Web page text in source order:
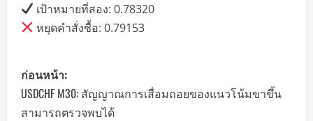
เป้าหมายที่สอง: 0.78320
หยุดคำสั่งซื้อ: 0.79153
P
o
ก่อนหน้า:
USDCHF M30: สัญญาณการเสื่อมถอยของแนวโน้มขาขึ้น
สามารถตรวจพบได้